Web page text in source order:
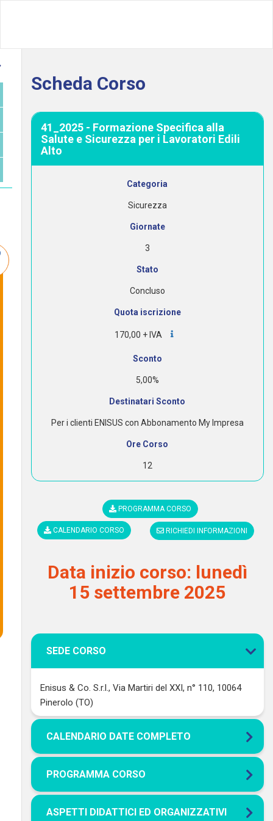
Scheda Corso
41_2025 - Formazione Specifica alla
Salute e Sicurezza per i Lavoratori Edili
Alto
Categoria
Sicurezza
Giornate
3
Stato
Concluso
Quota iscrizione
170,00 + IVA
Sconto
5,00%
Destinatari Sconto
Per i clienti ENISUS con Abbonamento My Impresa
Ore Corso
12
PROGRAMMA CORSO
CALENDARIO CORSO RICHIEDI INFORMAZIONI
Data inizio corso: lunedì
15 settembre 2025
SEDE CORSO
Enisus & Co. S.r.l., Via Martiri del XXI, n° 110, 10064
Pinerolo (TO)
CALENDARIO DATE COMPLETO
PROGRAMMA CORSO
ASPETTI DIDATTICI ED ORGANIZZATIVI